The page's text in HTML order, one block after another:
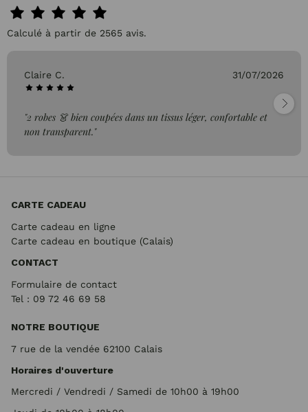
Calculé à partir de 2565 avis.
Claire C. 31/07/2026
"2 robes 👗 bien coupées dans un tissus léger, confortable et
non transparent."
CARTE CADEAU
Carte cadeau en ligne
Carte cadeau en boutique (Calais)
CONTACT
Formulaire de contact
Tel : 09 72 46 69 58
NOTRE BOUTIQUE
7 rue de la vendée 62100 Calais
Horaires d'ouverture
Mercredi / Vendredi / Samedi de 10h00 à 19h00